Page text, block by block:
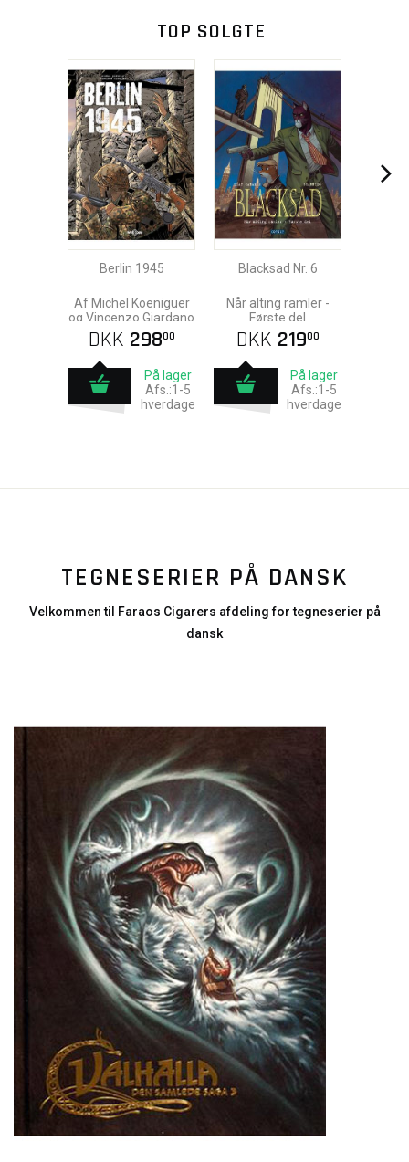
TOP SOLGTE
Berlin 1945
Af Michel Koeniguer
og Vincenzo Giardano
DKK 29800
På lager
Afs.:1-5
hverdage
Blacksad Nr. 6
Når alting ramler -
Første del
DKK 21900
På lager
Afs.:1-5
hverdage
TEGNESERIER PÅ DANSK
Velkommen til Faraos Cigarers afdeling for tegneserier på
dansk